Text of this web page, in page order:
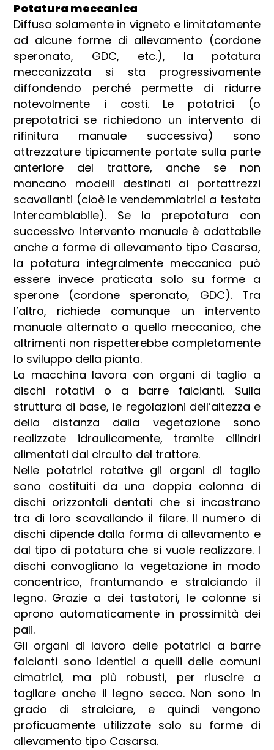
Potatura meccanica
Diffusa solamente in vigneto e limitatamente
ad alcune forme di allevamento (cordone
speronato, GDC, etc.), la potatura
meccanizzata si sta progressivamente
diffondendo perché permette di ridurre
notevolmente i costi. Le potatrici (o
prepotatrici se richiedono un intervento di
rifinitura manuale successiva) sono
attrezzature tipicamente portate sulla parte
anteriore del trattore, anche se non
mancano modelli destinati ai portattrezzi
scavallanti (cioè le vendemmiatrici a testata
intercambiabile). Se la prepotatura con
successivo intervento manuale è adattabile
anche a forme di allevamento tipo Casarsa,
la potatura integralmente meccanica può
essere invece praticata solo su forme a
sperone (cordone speronato, GDC). Tra
l’altro, richiede comunque un intervento
manuale alternato a quello meccanico, che
altrimenti non rispetterebbe completamente
lo sviluppo della pianta.
La macchina lavora con organi di taglio a
dischi rotativi o a barre falcianti. Sulla
struttura di base, le regolazioni dell’altezza e
della distanza dalla vegetazione sono
realizzate idraulicamente, tramite cilindri
alimentati dal circuito del trattore.
Nelle potatrici rotative gli organi di taglio
sono costituiti da una doppia colonna di
dischi orizzontali dentati che si incastrano
tra di loro scavallando il filare. Il numero di
dischi dipende dalla forma di allevamento e
dal tipo di potatura che si vuole realizzare. I
dischi convogliano la vegetazione in modo
concentrico, frantumando e stralciando il
legno. Grazie a dei tastatori, le colonne si
aprono automaticamente in prossimità dei
pali.
Gli organi di lavoro delle potatrici a barre
falcianti sono identici a quelli delle comuni
cimatrici, ma più robusti, per riuscire a
tagliare anche il legno secco. Non sono in
grado di stralciare, e quindi vengono
proficuamente utilizzate solo su forme di
allevamento tipo Casarsa.